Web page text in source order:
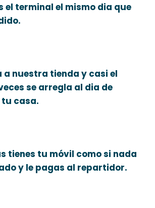
el terminal el mismo dia que
a nuestra tienda y casi el
se arregla al dia de
casa.
tienes tu móvil como si nada
y le pagas al repartidor.